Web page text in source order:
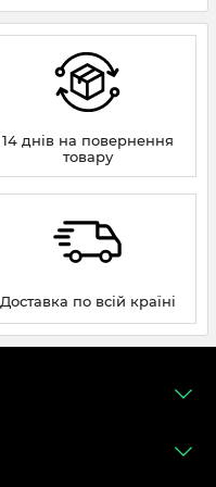
14 днів на повернення
товару
Доставка по всій країні